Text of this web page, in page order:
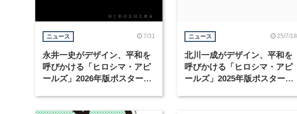
ニュース 7/31
永井一史がデザイン、平和を
呼びかける「ヒロシマ・アピ
ールズ」2026年版ポスターが
ニュース 25/7/18
北川一成がデザイン、平和を
呼びかける「ヒロシマ・アピ
ールズ」2025年版ポスターが